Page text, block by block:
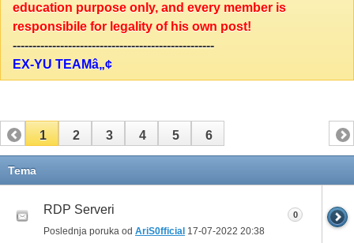
education purpose only, and every member is
responsibile for legality of his own post!
---------------------------------------------------
EX-YU TEAMâ„¢
1 2 3 4 5 6
Tema
RDP Serveri
Poslednja poruka od AriS0fficial 17-07-2022 20:38
0